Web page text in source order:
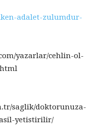
adalet-zulumdur-
yazarlar/cehlin-ol-
saglik/doktorunuza-
yetistirilir/